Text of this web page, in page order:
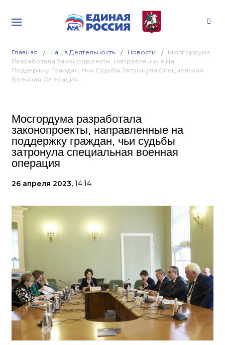
Главная Наша Деятельность Новости
Мосгордума
Разработала Законопроекты, Направленные На
Поддержку Граждан, Чьи Судьбы Затронула Специальная
Военная Операция
Мосгордума разработала
законопроекты, направленные на
поддержку граждан, чьи судьбы
затронула специальная военная
операция
26 апреля 2023, 14:14